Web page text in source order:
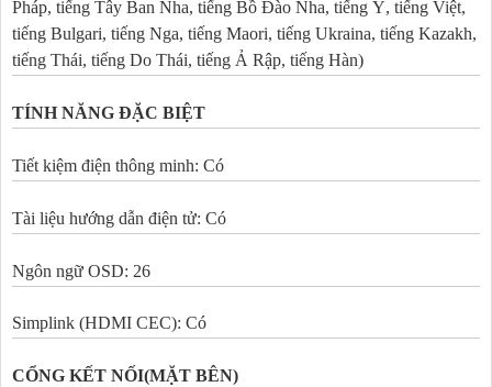
Pháp, tiếng Tây Ban Nha, tiếng Bồ Đào Nha, tiếng Ý, tiếng Việt,
tiếng Bulgari, tiếng Nga, tiếng Maori, tiếng Ukraina, tiếng Kazakh,
tiếng Thái, tiếng Do Thái, tiếng Ả Rập, tiếng Hàn)
TÍNH NĂNG ĐẶC BIỆT
Tiết kiệm điện thông minh: Có
Tài liệu hướng dẫn điện tử: Có
Ngôn ngữ OSD: 26
Simplink (HDMI CEC): Có
CỔNG KẾT NỐI(MẶT BÊN)